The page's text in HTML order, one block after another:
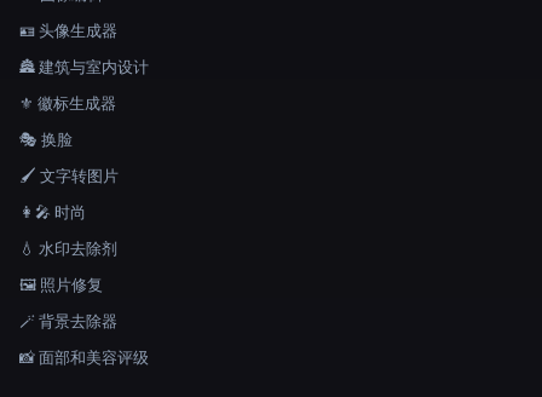
🪪 头像生成器
🏯 建筑与室内设计
⚜️ 徽标生成器
🎭 换脸
🖌️ 文字转图片
👩‍🎤 时尚
💧 水印去除剂
🖼️ 照片修复
🪄 背景去除器
📸 面部和美容评级